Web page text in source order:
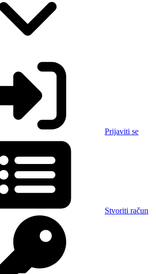
Prijaviti se
Stvoriti račun